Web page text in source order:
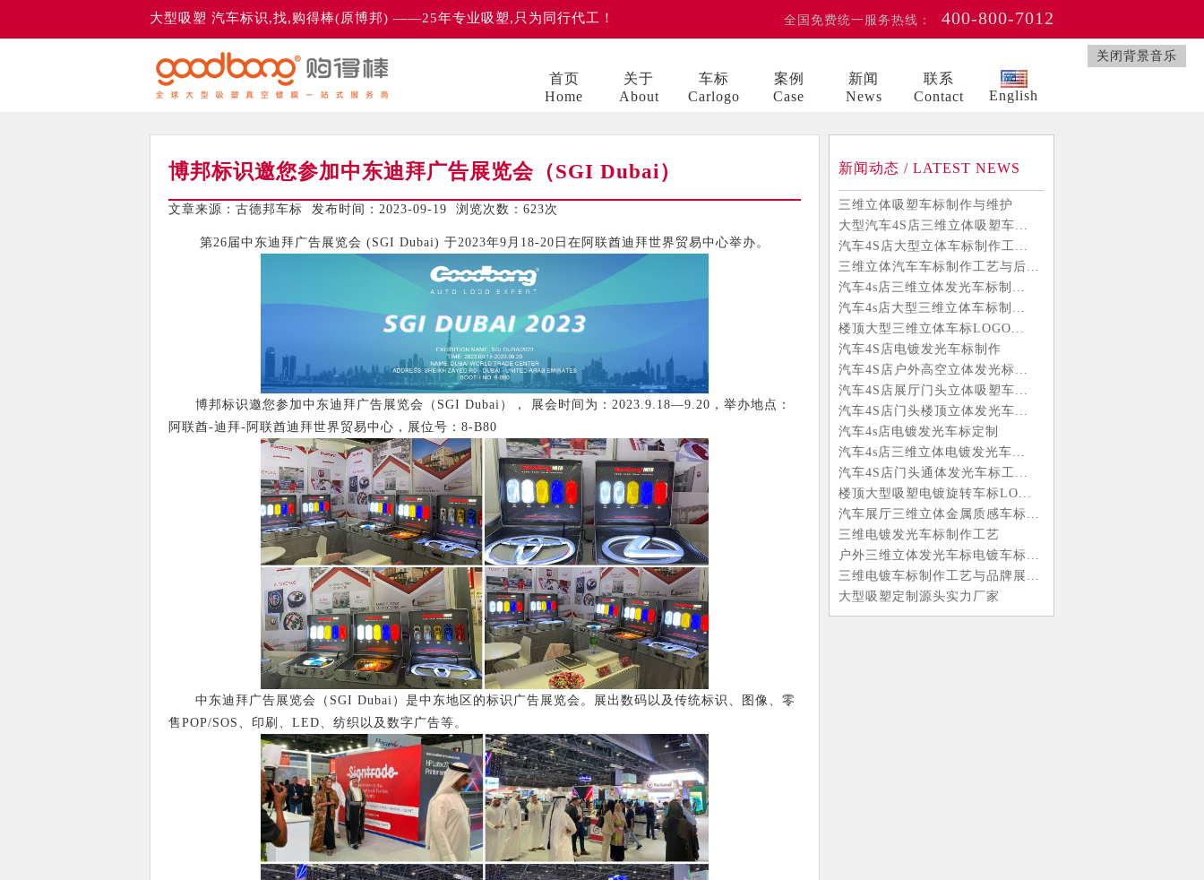
关闭背景音乐
大型吸塑 汽车标识,找,购得棒(原博邦) ——25年专业吸塑,只为同行代工！ 全国免费统一服务热线： 400-800-7012
首页
Home
关于
About
车标
Carlogo
案例
Case
新闻
News
联系
Contact
English
博邦标识邀您参加中东迪拜广告展览会（SGI Dubai）
文章来源：古德邦车标 发布时间：2023-09-19 浏览次数： 623次
第26届中东迪拜广告展览会 (SGI Dubai) 于2023年9月18-20日在阿联酋迪拜世界贸易中心举办。
博邦标识邀您参加中东迪拜广告展览会（SGI Dubai）， 展会时间为：2023.9.18—9.20，举办地点：
阿联酋-迪拜-阿联酋迪拜世界贸易中心，展位号：8-B80
中东迪拜广告展览会（SGI Dubai）是中东地区的标识广告展览会。展出数码以及传统标识、图像、零
售POP/SOS、印刷、LED、纺织以及数字广告等。
新闻动态 / LATEST NEWS
三维立体吸塑车标制作与维护
大型汽车4S店三维立体吸塑车...
汽车4S店大型立体车标制作工...
三维立体汽车车标制作工艺与后...
汽车4s店三维立体发光车标制...
汽车4s店大型三维立体车标制...
楼顶大型三维立体车标LOGO...
汽车4S店电镀发光车标制作
汽车4S店户外高空立体发光标...
汽车4S店展厅门头立体吸塑车...
汽车4S店门头楼顶立体发光车...
汽车4s店电镀发光车标定制
汽车4s店三维立体电镀发光车...
汽车4S店门头通体发光车标工...
楼顶大型吸塑电镀旋转车标LO...
汽车展厅三维立体金属质感车标...
三维电镀发光车标制作工艺
户外三维立体发光车标电镀车标...
三维电镀车标制作工艺与品牌展...
大型吸塑定制源头实力厂家